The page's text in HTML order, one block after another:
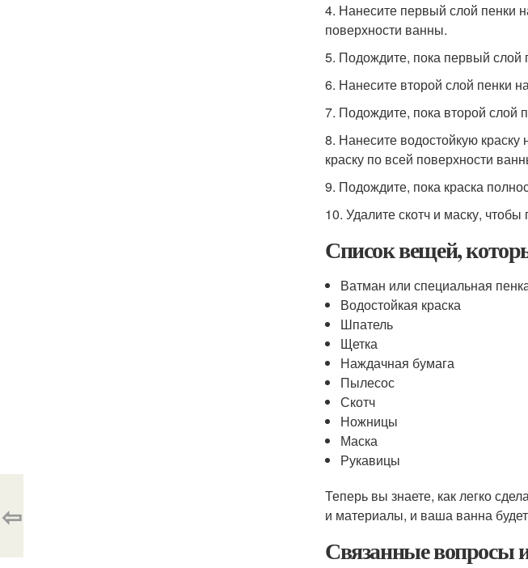
4. Нанесите первый слой пенки
поверхности ванны.
5. Подождите, пока первый слой
6. Нанесите второй слой пенки
7. Подождите, пока второй слой
8. Нанесите водостойкую
краску по всей поверхности
9. Подождите, пока краска
10. Удалите скотч и маску,
Список вещей,
Ватман или специальная
Водостойкая краска
Шпатель
Щетка
Наждачная бумага
Пылесос
Скотч
Ножницы
Маска
Рукавицы
Теперь вы знаете, как легко
и материалы, и ваша ванна
Связанные вопросы
⇦